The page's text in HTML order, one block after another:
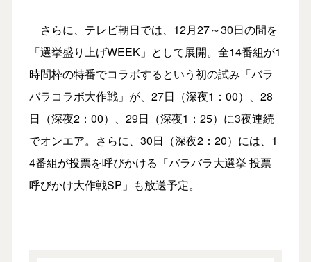
さらに、テレビ朝日では、12月27～30日の間を
「選挙盛り上げWEEK」として展開。全14番組が1
時間枠の特番でコラボするという初の試み「バラ
バラコラボ大作戦」が、27日（深夜1：00）、28
日（深夜2：00）、29日（深夜1：25）に3夜連続
でオンエア。さらに、30日（深夜2：20）には、1
4番組が投票を呼びかける「バラバラ大選挙 投票
呼びかけ大作戦SP」も放送予定。